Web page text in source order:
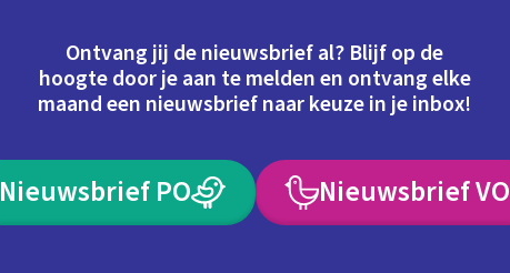
Ontvang jij de nieuwsbrief al? Blijf op de
hoogte door je aan te melden en ontvang elke
maand een nieuwsbrief naar keuze in je inbox!
Nieuwsbrief PO Nieuwsbrief VO